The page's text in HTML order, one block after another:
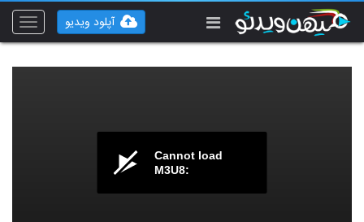
Toggle
آپلود ویدیو
Cannot load
M3U8: